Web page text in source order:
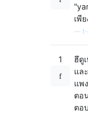
เพี
t-
1 ฮึดู
แล
แพ
ตอ
ตอ